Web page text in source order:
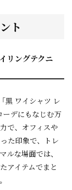
ト
リングテクニ
黒 ワイシャツ レ
ーデにもなじむ万
で、オフィスや
た印象で、トレ
ルな場面では、
アイテムでまと